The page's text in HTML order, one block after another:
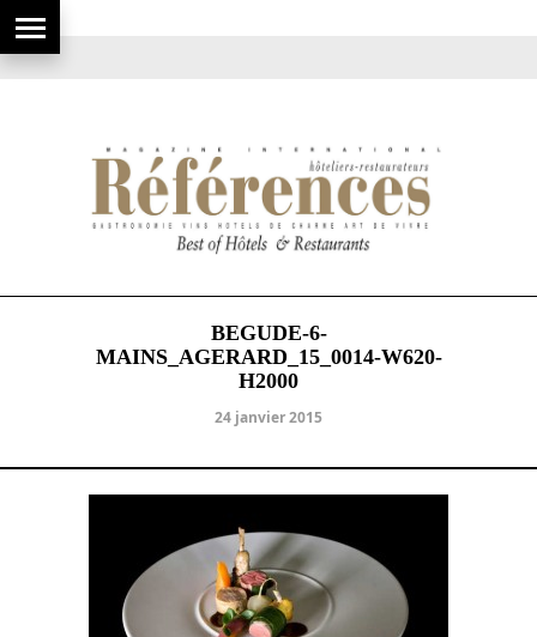
BEGUDE-6-
MAINS_AGERARD_15_0014-W620-
H2000
24 janvier 2015